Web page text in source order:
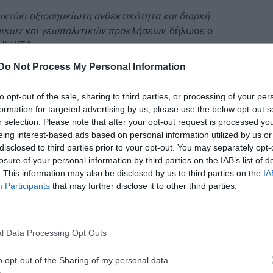
Do Not Process My Personal Information
opt-out of the sale, sharing to third parties, or processing of your
for targeted advertising by us, please use the below opt-out
selection. Please note that after your opt-out request is processed
interest-based ads based on personal information utilized by us
to third parties prior to your opt-out. You may separately
of your personal information by third parties on the IAB’s list of
This information may also be disclosed by us to third parties on the
Participants that may further disclose it to other third parties.
Data Processing Opt Outs
opt-out of the Sharing of my personal data.
αξιοσημείωτη ανθεκτικότητα και διαρκή
και γεωπολιτικών προκλήσεων, δήλωσε ο
αυξανόμενων τουριστικών ροών υπογραμμίζουν
βιώσιμοι και ανθεκτικοί τομείς και
με την επανεξέταση του τομέα μας».
ισχυρούς ρυθμούς ανάκαμψης του τουρισμού κατά
ζήτησης για διεθνή ταξίδια από πολλές
στον Ιανουάριο-Ιούλιο 2023, με
Η συνεχόμενη περιοχή δεν είναι η μόνη
στιγμής.